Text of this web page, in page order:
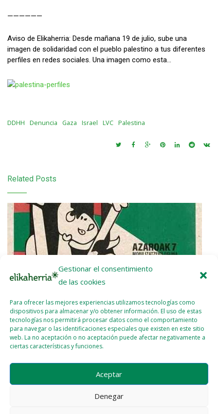
Gestionar el consentimiento
de las cookies
Para ofrecer las mejores experiencias utilizamos tecnologías como
dispositivos para almacenar y/o obtener información. El uso de estas
tecnologías nos permitirá procesar datos como el comportamiento
para navegar o las identificaciones especiales que existen en este sitio
web. La no aceptación o no aceptación puede afectar negativamente a
ciertas características y funciones.
Aceptar
Denegar
——————
Aviso de Elikaherria: Desde mañana 19 de julio, sube una
imagen de solidaridad con el pueblo palestino a tus diferentes
perfiles en redes sociales. Una imagen como esta…
DDHH Denuncia Gaza Israel LVC Palestina
Related Posts
de trabajo en solidaridad con Palestina
WEBMASTER